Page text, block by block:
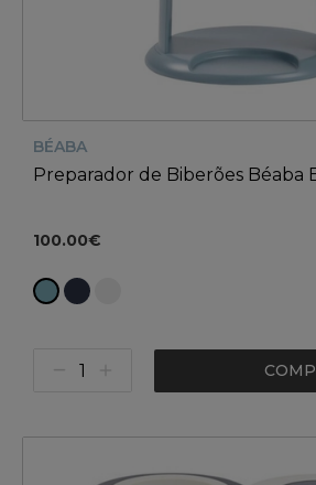
BÉABA
Preparador de Biberões Béaba
100.00€